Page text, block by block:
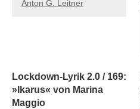
Anton G. Leitner
Lockdown-Lyrik 2.0 / 169:
»Ikarus« von Marina
Maggio